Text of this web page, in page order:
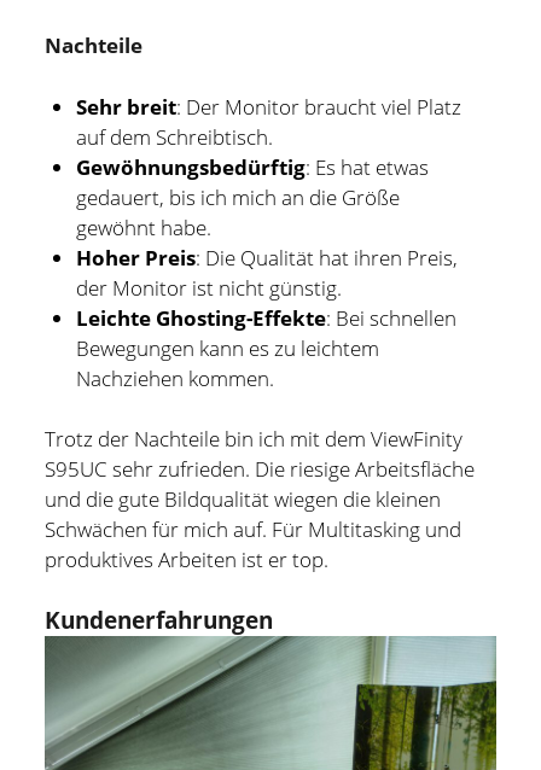
Nachteile
Sehr breit: Der Monitor braucht viel Platz
auf dem Schreibtisch.
Gewöhnungsbedürftig: Es hat etwas
gedauert, bis ich mich an die Größe
gewöhnt habe.
Hoher Preis: Die Qualität hat ihren Preis,
der Monitor ist nicht günstig.
Leichte Ghosting-Effekte: Bei schnellen
Bewegungen kann es zu leichtem
Nachziehen kommen.
Trotz der Nachteile bin ich mit dem ViewFinity
S95UC sehr zufrieden. Die riesige Arbeitsfläche
und die gute Bildqualität wiegen die kleinen
Schwächen für mich auf. Für Multitasking und
produktives Arbeiten ist er top.
Kundenerfahrungen